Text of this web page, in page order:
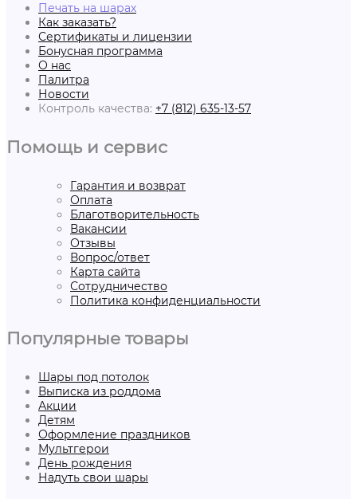
Печать на шарах
Как заказать?
Сертификаты и лицензии
Бонусная программа
О нас
Палитра
Новости
Контроль качества: +7 (812) 635-13-57
Помощь и сервис
Гарантия и возврат
Оплата
Благотворительность
Вакансии
Отзывы
Вопрос/ответ
Карта сайта
Сотрудничество
Политика конфиденциальности
Популярные товары
Шары под потолок
Выписка из роддома
Акции
Детям
Оформление праздников
Мультгерои
День рождения
Надуть свои шары